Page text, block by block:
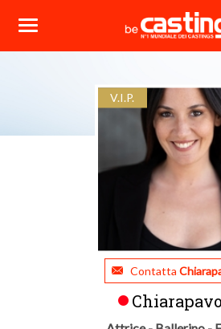
V.I.P.
Contatta